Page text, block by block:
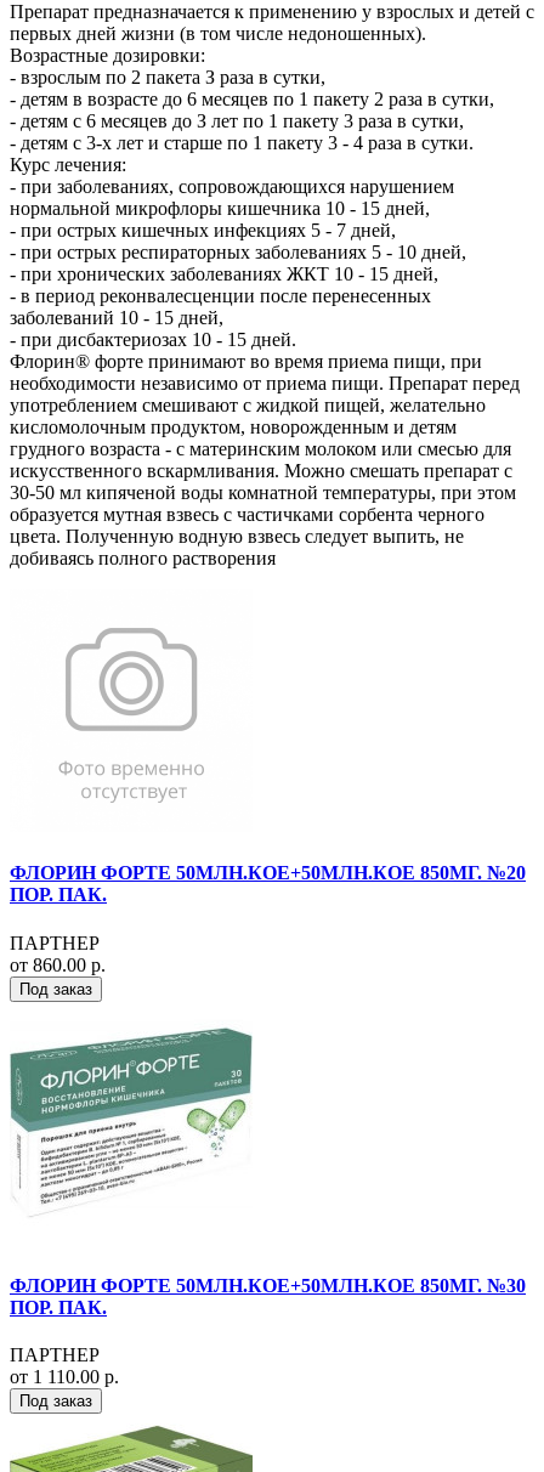
Препарат предназначается к применению у взрослых и детей с
первых дней жизни (в том числе недоношенных).
Возрастные дозировки:
- взрослым по 2 пакета З раза в сутки,
- детям в возрасте до 6 месяцев по 1 пакету 2 раза в сутки,
- детям с 6 месяцев до З лет по 1 пакету 3 раза в сутки,
- детям с 3-х лет и старше по 1 пакету 3 - 4 раза в сутки.
Курс лечения:
- при заболеваниях, сопровождающихся нарушением
нормальной микрофлоры кишечника 10 - 15 дней,
- при острых кишечных инфекциях 5 - 7 дней,
- при острых респираторных заболеваниях 5 - 10 дней,
- при хронических заболеваниях ЖКТ 10 - 15 дней,
- в период реконвалесценции после перенесенных
заболеваний 10 - 15 дней,
- при дисбактериозах 10 - 15 дней.
Флорин® форте принимают во время приема пищи, при
необходимости независимо от приема пищи. Препарат перед
употреблением смешивают с жидкой пищей, желательно
кисломолочным продуктом, новорожденным и детям
грудного возраста - с материнским молоком или смесью для
искусственного вскармливания. Можно смешать препарат с
30-50 мл кипяченой воды комнатной температуры, при этом
образуется мутная взвесь с частичками сорбента черного
цвета. Полученную водную взвесь следует выпить, не
добиваясь полного растворения
ФЛОРИН ФОРТЕ 50МЛН.КОЕ+50МЛН.КОЕ 850МГ. №20
ПОР. ПАК.
ПАРТНЕР
от 860.00 р.
Под заказ
ФЛОРИН ФОРТЕ 50МЛН.КОЕ+50МЛН.КОЕ 850МГ. №30
ПОР. ПАК.
ПАРТНЕР
от 1 110.00 р.
Под заказ